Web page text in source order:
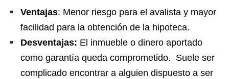
Ventajas: Menor riesgo para el avalista y mayor
facilidad para la obtención de la hipoteca.
Desventajas: El inmueble o dinero aportado
como garantía queda comprometido. Suele ser
complicado encontrar a alguien dispuesto a ser